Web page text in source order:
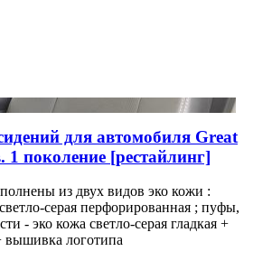
для автомобиля Great
1 поколение [рестайлинг]
из двух видов эко кожи :
серая перфорированная ; пуфы,
- эко кожа светло-серая гладкая +
вышивка логотипа